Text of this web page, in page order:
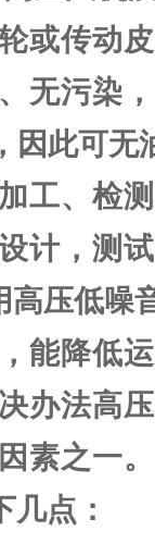
或传动
无污染
因此可无
工、检
计，测
压低噪
能降低
办法高
素之一
点：